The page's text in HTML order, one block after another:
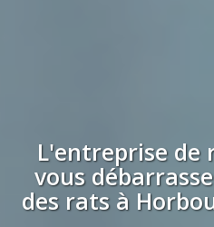
L'entreprise de
vous
des ratsà